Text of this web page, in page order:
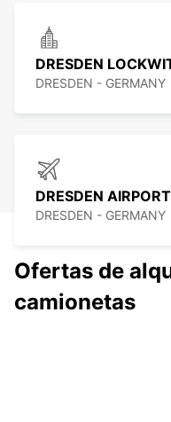
DRESDEN
DRESDEN - GERMANY
DRESDEN AIRPORT
DRESDEN - GERMANY
Ofertas de
camionetas